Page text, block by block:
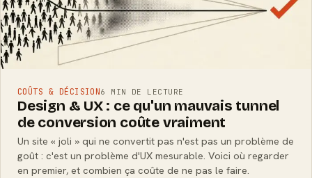
COÛTS & DÉCISION6 MIN DE LECTURE
Design & UX : ce qu'un mauvais tunnel
de conversion coûte vraiment
Un site « joli » qui ne convertit pas n'est pas un problème de
goût : c'est un problème d'UX mesurable. Voici où regarder
en premier, et combien ça coûte de ne pas le faire.